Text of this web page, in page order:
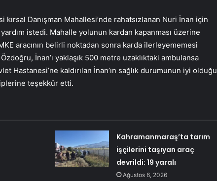
kırsal Danışman Mahallesi’nde rahatsızlanan Nuri İnan için
yardım istedi. Mahalle yolunun kardan kapanması üzerine
aracının belirli noktadan sonra karda ilerleyememesi
İnan’ı yaklaşık 500 metre uzaklıktaki ambulansa
Hastanesi’ne kaldırılan İnan’ın sağlık durumunun iyi olduğu
teşekkür etti.
Kahramanmaraş’ta tarım
işçilerini taşıyan araç
devrildi: 19 yaralı
Ağustos 6, 2026